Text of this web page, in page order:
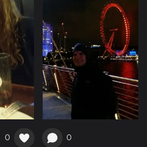
0 0